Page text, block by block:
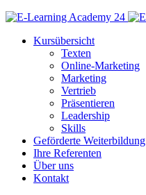
Kursübersicht
Texten
Online-Marketing
Marketing
Vertrieb
Präsentieren
Leadership
Skills
Geförderte Weiterbildung
Ihre Referenten
Über uns
Kontakt